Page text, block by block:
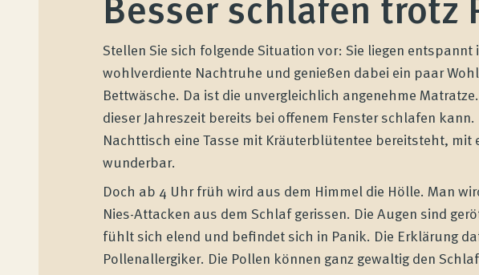
Stellen Sie sich folgende Situation vor: Sie liegen entspannt
wohlverdiente Nachtruhe und genießen dabei ein paar
Bettwäsche. Da ist die unvergleichlich angenehme
dieser Jahreszeit bereits bei offenem Fenster schlafen
Nachttisch eine Tasse mit Kräuterblütentee bereitsteht,
wunderbar.
Doch ab 4 Uhr früh wird aus dem Himmel die Hölle. Man
Nies-Attacken aus dem Schlaf gerissen. Die Augen sind
fühlt sich elend und befindet sich in Panik. Die Erklärung
Pollenallergiker. Die Pollen können ganz gewaltig den